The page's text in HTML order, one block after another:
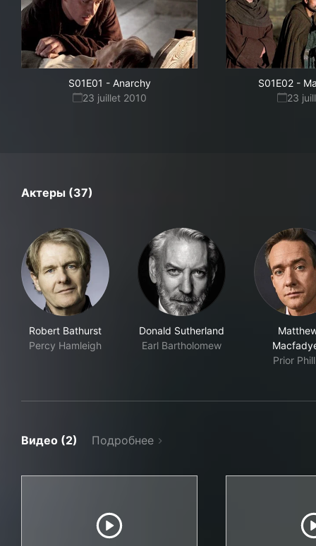
S01E01 - Anarchy
23 juillet 2010
S01E02 -
23
Актеры (37)
Robert Bathurst
Percy Hamleigh
Donald Sutherland
Earl Bartholomew
Prior
Видео (2) Подробнее